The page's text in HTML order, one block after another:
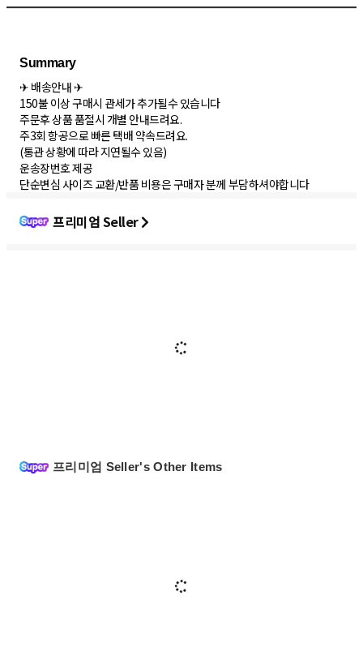
Summary
✈ 배송안내 ✈
150불 이상 구매시 관세가 추가될수 있습니다
주문후 상품 품절시 개별 안내드려요.
주3회 항공으로 빠른 택배 약속드려요.
(통관 상황에 따라 지연될수 있음)
운송장번호 제공
단순변심 사이즈 교환/반품 비용은 구매자 분께 부담하셔야합니다
프리미엄 Seller
프리미엄 Seller's Other Items